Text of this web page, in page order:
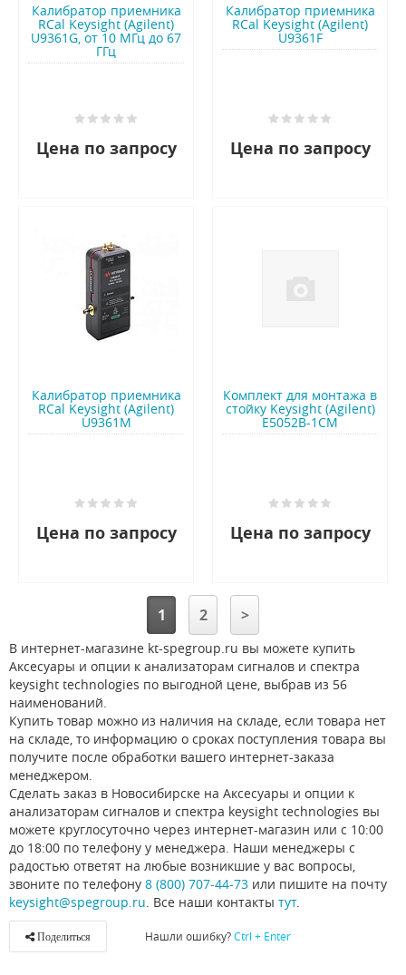
Калибратор приемника
RCal Keysight (Agilent)
U9361G, от 10 МГц до 67
ГГц
Цена по запросу
Калибратор приемника
RCal Keysight (Agilent)
U9361F
Цена по запросу
Калибратор приемника
RCal Keysight (Agilent)
U9361M
Цена по запросу
Комплект для монтажа в
стойку Keysight (Agilent)
E5052B-1CM
Цена по запросу
1 2 >
В интернет-магазине kt-spegroup.ru вы можете купить
Аксесуары и опции к анализаторам сигналов и спектра
keysight technologies по выгодной цене, выбрав из 56
наименований.
Купить товар можно из наличия на складе, если товара нет
на складе, то информацию о сроках поступления товара вы
получите после обработки вашего интернет-заказа
менеджером.
Сделать заказ в Новосибирске на Аксесуары и опции к
анализаторам сигналов и спектра keysight technologies вы
можете круглосуточно через интернет-магазин или с 10:00
до 18:00 по телефону у менеджера. Наши менеджеры с
радостью ответят на любые возникшие у вас вопросы,
звоните по телефону 8 (800) 707-44-73 или пишите на почту
keysight@spegroup.ru . Все наши контакты тут.
Поделиться Нашли ошибку?Ctrl + Enter